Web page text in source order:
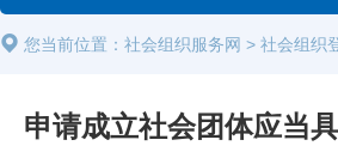
您当前位置： 社会组织服务网 > 社会组织
申请成立社会团体应当